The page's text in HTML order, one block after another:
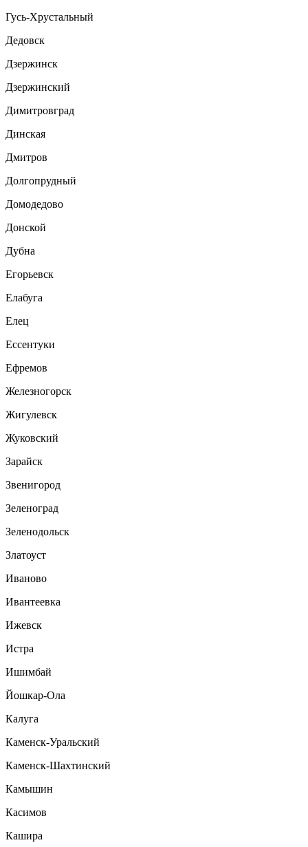
Гусь-Хрустальный
Дедовск
Дзержинск
Дзержинский
Димитровград
Динская
Дмитров
Долгопрудный
Домодедово
Донской
Дубна
Егорьевск
Елабуга
Елец
Ессентуки
Ефремов
Железногорск
Жигулевск
Жуковский
Зарайск
Звенигород
Зеленоград
Зеленодольск
Златоуст
Иваново
Ивантеевка
Ижевск
Истра
Ишимбай
Йошкар-Ола
Калуга
Каменск-Уральский
Каменск-Шахтинский
Камышин
Касимов
Кашира